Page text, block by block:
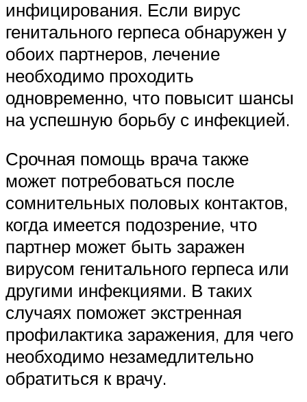
инфицирования. Если вирус
генитального герпеса обнаружен у
обоих партнеров, лечение
необходимо проходить
одновременно, что повысит шансы
на успешную борьбу с инфекцией.
Срочная помощь врача также
может потребоваться после
сомнительных половых контактов,
когда имеется подозрение, что
партнер может быть заражен
вирусом генитального герпеса или
другими инфекциями. В таких
случаях поможет экстренная
профилактика заражения, для чего
необходимо незамедлительно
обратиться к врачу.